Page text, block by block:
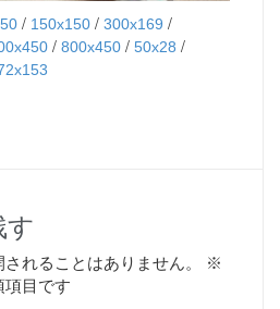
/ 150x150 / 300x169 /
/ 800x450 / 50x28 /
す
れることはありません。
※
項目です